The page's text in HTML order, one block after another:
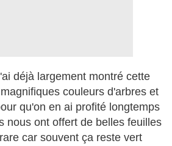
déjà largement montré cette
couleurs d'arbres et
qu'on en ai profité longtemps
nous ont offert de belles feuilles
car souvent ça reste vert